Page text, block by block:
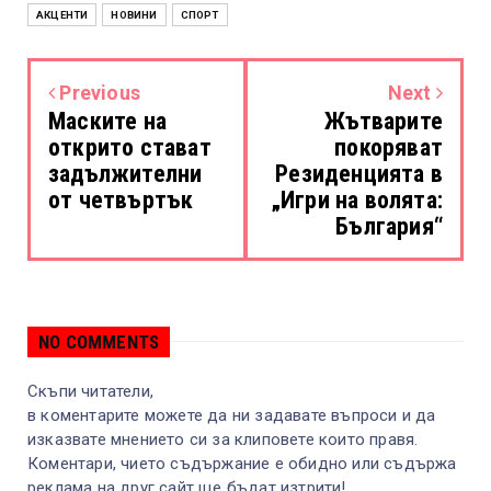
АКЦЕНТИ НОВИНИ СПОРТ
Previous
Маските на
открито стават
задължителни
от четвъртък
Next
Жътварите
покоряват
Резиденцията в
„Игри на волята:
България“
NO COMMENTS
Скъпи читатели,
в коментарите можете да ни задавате въпроси и да
изказвате мнението си за клиповете които правя.
Коментари, чието съдържание е обидно или съдържа